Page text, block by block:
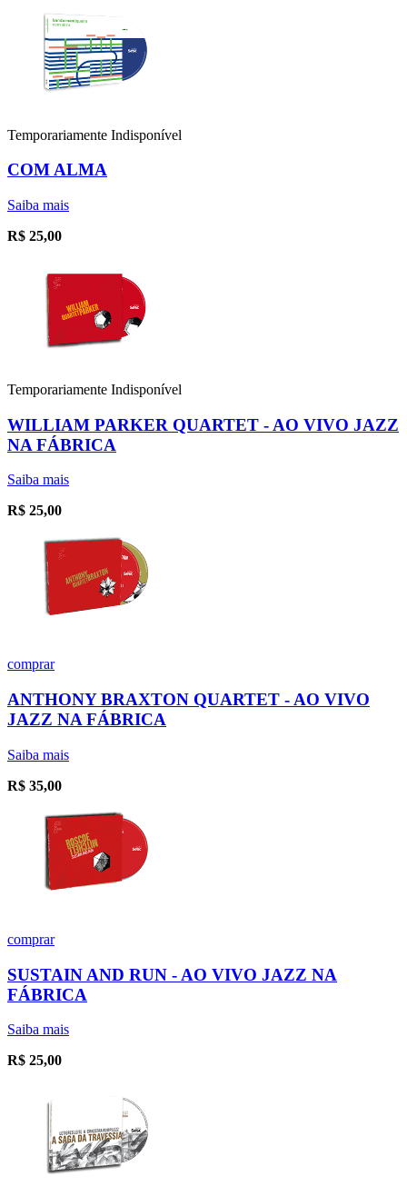
Temporariamente Indisponível
COM ALMA
Saiba mais
R$ 25,00
Temporariamente Indisponível
WILLIAM PARKER QUARTET - AO VIVO JAZZ
NA FÁBRICA
Saiba mais
R$ 25,00
comprar
ANTHONY BRAXTON QUARTET - AO VIVO
JAZZ NA FÁBRICA
Saiba mais
R$ 35,00
comprar
SUSTAIN AND RUN - AO VIVO JAZZ NA
FÁBRICA
Saiba mais
R$ 25,00